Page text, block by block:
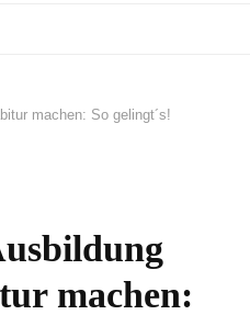
machen: So gelingt´s!
machen: